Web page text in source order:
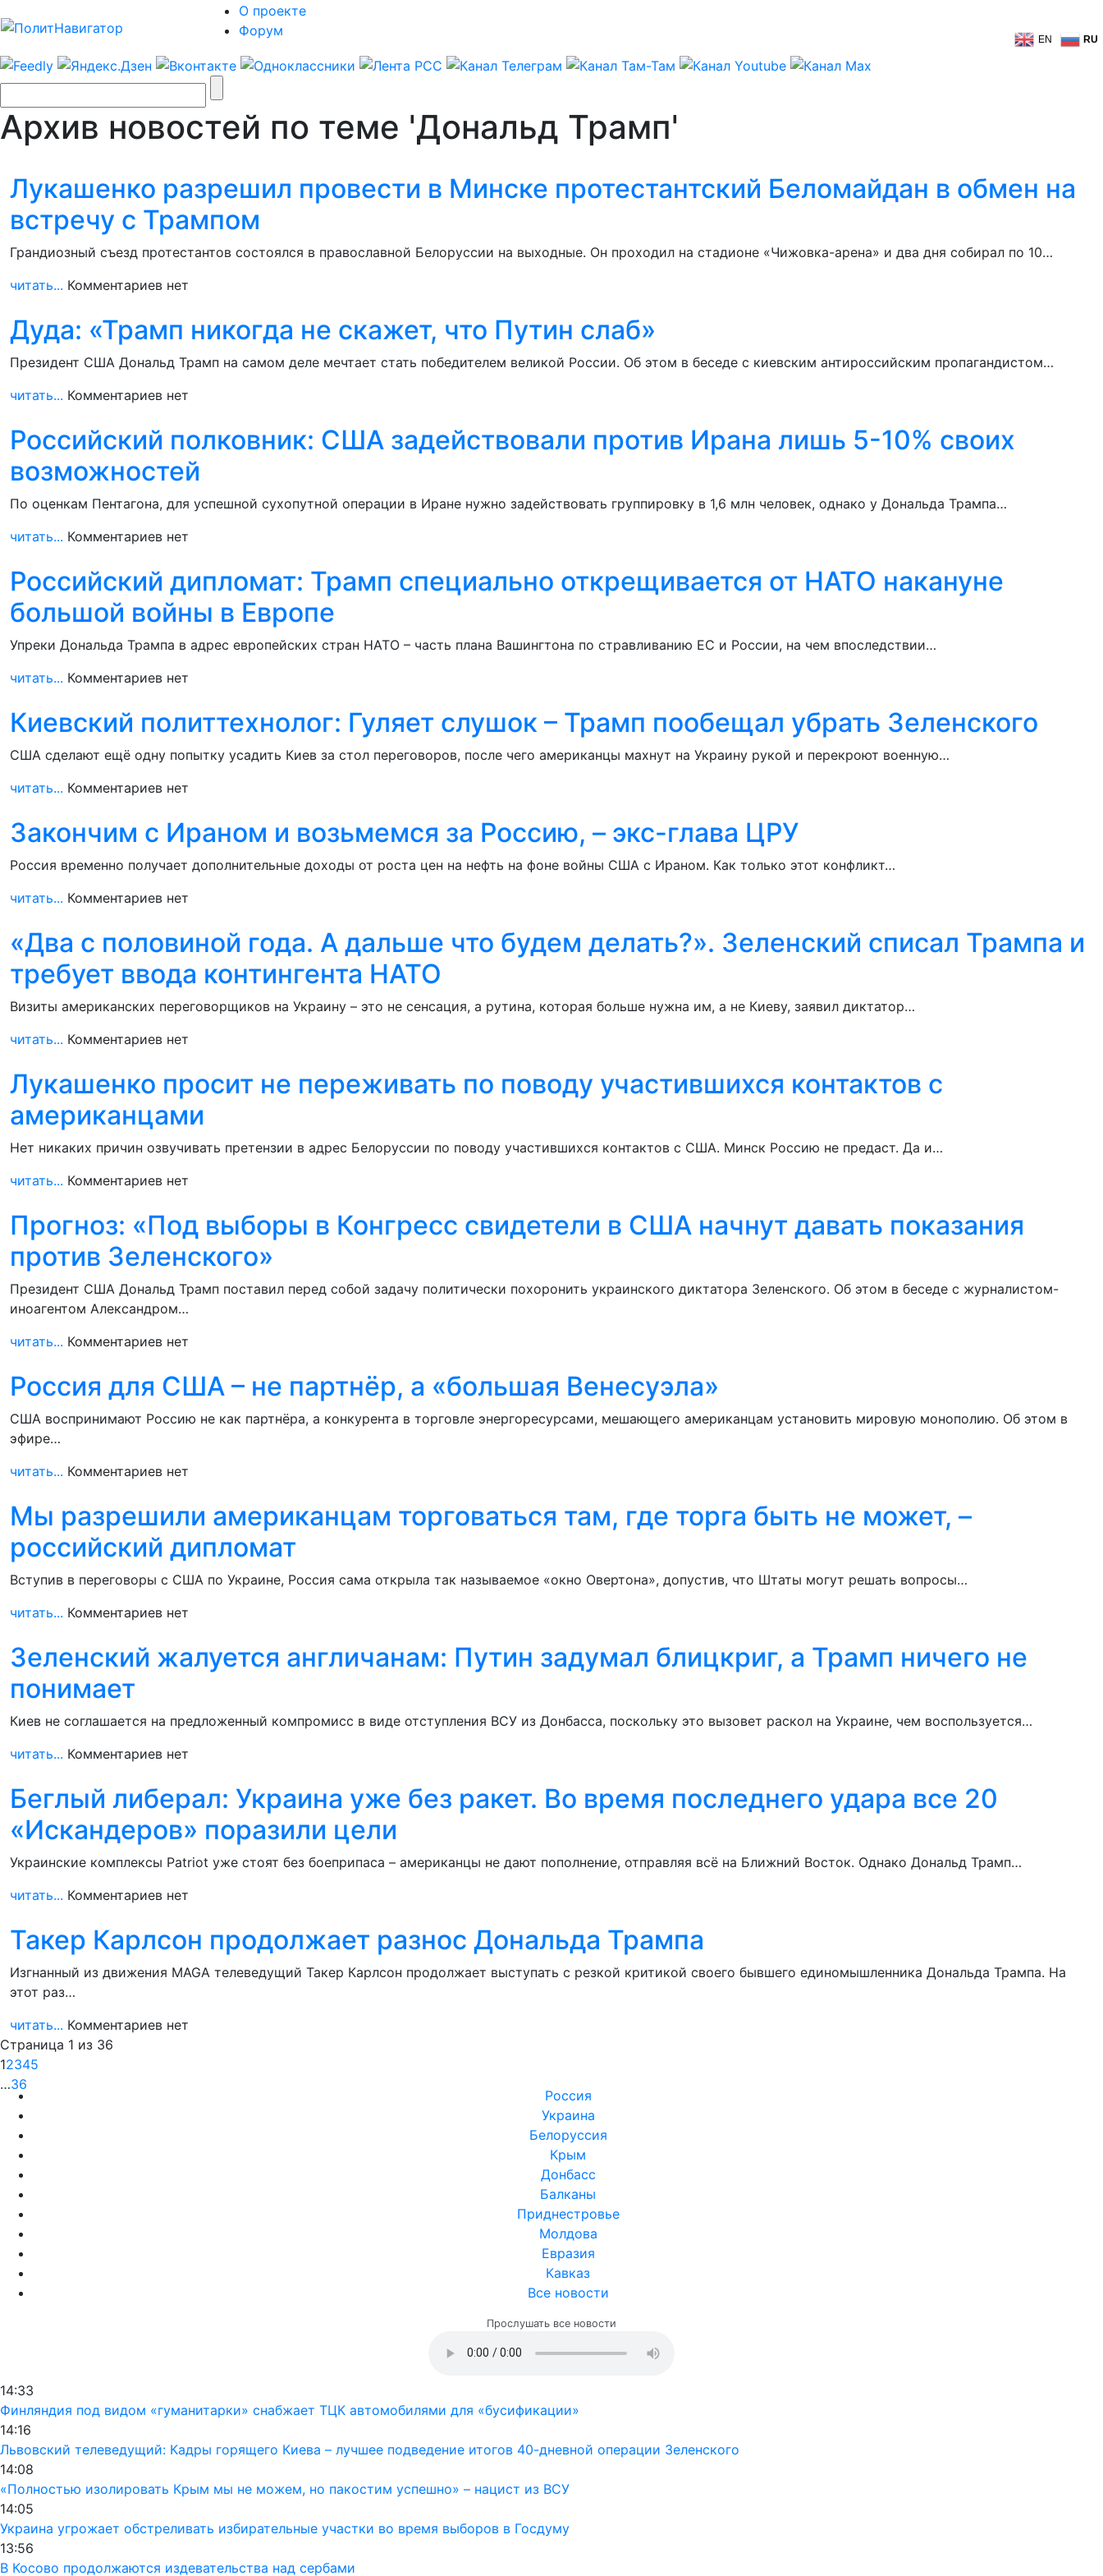
О проекте
Форум
EN RU
Архив новостей по теме 'Дональд Трамп'
Лукашенко разрешил провести в Минске протестантский Беломайдан в обмен на
встречу с Трампом
Грандиозный съезд протестантов состоялся в православной Белоруссии на выходные. Он проходил на стадионе «Чижовка-арена» и два дня собирал по 10…
читать... Комментариев нет
Дуда: «Трамп никогда не скажет, что Путин слаб»
Президент США Дональд Трамп на самом деле мечтает стать победителем великой России. Об этом в беседе с киевским антироссийским пропагандистом…
читать... Комментариев нет
Российский полковник: США задействовали против Ирана лишь 5-10% своих
возможностей
По оценкам Пентагона, для успешной сухопутной операции в Иране нужно задействовать группировку в 1,6 млн человек, однако у Дональда Трампа…
читать... Комментариев нет
Российский дипломат: Трамп специально открещивается от НАТО накануне
большой войны в Европе
Упреки Дональда Трампа в адрес европейских стран НАТО – часть плана Вашингтона по стравливанию ЕС и России, на чем впоследствии…
читать... Комментариев нет
Киевский политтехнолог: Гуляет слушок – Трамп пообещал убрать Зеленского
США сделают ещё одну попытку усадить Киев за стол переговоров, после чего американцы махнут на Украину рукой и перекроют военную…
читать... Комментариев нет
Закончим с Ираном и возьмемся за Россию, – экс-глава ЦРУ
Россия временно получает дополнительные доходы от роста цен на нефть на фоне войны США с Ираном. Как только этот конфликт…
читать... Комментариев нет
«Два с половиной года. А дальше что будем делать?». Зеленский списал Трампа и
требует ввода контингента НАТО
Визиты американских переговорщиков на Украину – это не сенсация, а рутина, которая больше нужна им, а не Киеву, заявил диктатор…
читать... Комментариев нет
Лукашенко просит не переживать по поводу участившихся контактов с
американцами
Нет никаких причин озвучивать претензии в адрес Белоруссии по поводу участившихся контактов с США. Минск Россию не предаст. Да и…
читать... Комментариев нет
Прогноз: «Под выборы в Конгресс свидетели в США начнут давать показания
против Зеленского»
Президент США Дональд Трамп поставил перед собой задачу политически похоронить украинского диктатора Зеленского. Об этом в беседе с журналистом-
иноагентом Александром…
читать... Комментариев нет
Россия для США – не партнёр, а «большая Венесуэла»
США воспринимают Россию не как партнёра, а конкурента в торговле энергоресурсами, мешающего американцам установить мировую монополию. Об этом в
эфире…
читать... Комментариев нет
Мы разрешили американцам торговаться там, где торга быть не может, –
российский дипломат
Вступив в переговоры с США по Украине, Россия сама открыла так называемое «окно Овертона», допустив, что Штаты могут решать вопросы…
читать... Комментариев нет
Зеленский жалуется англичанам: Путин задумал блицкриг, а Трамп ничего не
понимает
Киев не соглашается на предложенный компромисс в виде отступления ВСУ из Донбасса, поскольку это вызовет раскол на Украине, чем воспользуется…
читать... Комментариев нет
Беглый либерал: Украина уже без ракет. Во время последнего удара все 20
«Искандеров» поразили цели
Украинские комплексы Patriot уже стоят без боеприпаса – американцы не дают пополнение, отправляя всё на Ближний Восток. Однако Дональд Трамп…
читать... Комментариев нет
Такер Карлсон продолжает разнос Дональда Трампа
Изгнанный из движения MAGA телеведущий Такер Карлсон продолжает выступать с резкой критикой своего бывшего единомышленника Дональда Трампа. На
этот раз…
читать... Комментариев нет
Страница 1 из 36
12345
…36
Россия
Украина
Белоруссия
Крым
Донбасс
Балканы
Приднестровье
Молдова
Евразия
Кавказ
Все новости
Прослушать все новости
14:33
Финляндия под видом «гуманитарки» снабжает ТЦК автомобилями для «бусификации»
14:16
Львовский телеведущий: Кадры горящего Киева – лучшее подведение итогов 40-дневной операции Зеленского
14:08
«Полностью изолировать Крым мы не можем, но пакостим успешно» – нацист из ВСУ
14:05
Украина угрожает обстреливать избирательные участки во время выборов в Госдуму
13:56
В Косово продолжаются издевательства над сербами